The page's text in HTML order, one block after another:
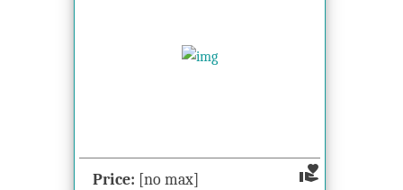
volunteer_activism
Price: [no max]